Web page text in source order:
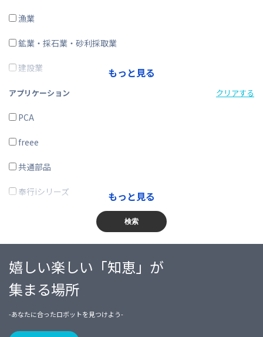
ERP
在庫購買
その他
漁業
鉱業・採石業・砂利採取業
建設業
製造業
電気・ガス・熱供給・水道業
情報通信業
運輸業、郵便業
卸売業、小売業
不動産業、物品賃貸業
学術研究・専門・技術サービス業
宿泊業・飲食サービス業
生活関連サービス業・娯楽業
もっと見る
アプリケーション クリアする
PCA
freee
共通部品
奉行iシリーズ
蔵奉行
勘定奉行
給与奉行
就業奉行
もっと見る
検索
嬉しい楽しい「知恵」が
集まる場所
-あなたに合ったロボットを見つけよう-